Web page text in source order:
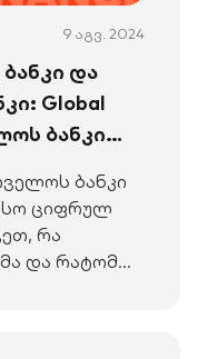
9 აგვ. 2024
და
Global
ბანკი
ბანკი
ციფრულ
რა
და რატომ